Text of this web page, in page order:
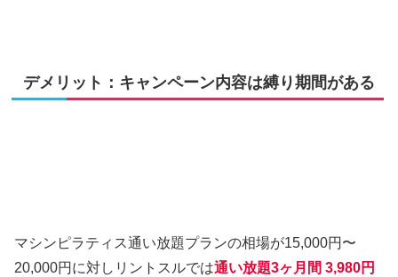
デメリット：キャンペーン内容は縛り期間がある
マシンピラティス通い放題プランの相場が15,000円〜
20,000円に対しリントスルでは通い放題3ヶ月間 3,980円